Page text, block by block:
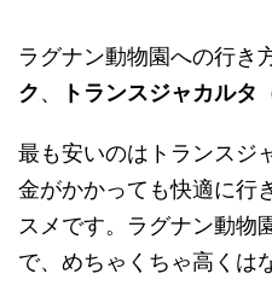
ラグナン動物園への行き
ク、 トランスジャカルタ
最も安いのはトランスジ
金がかかっても快適に行
スメです。ラグナン動物
で、めちゃくちゃ高くは